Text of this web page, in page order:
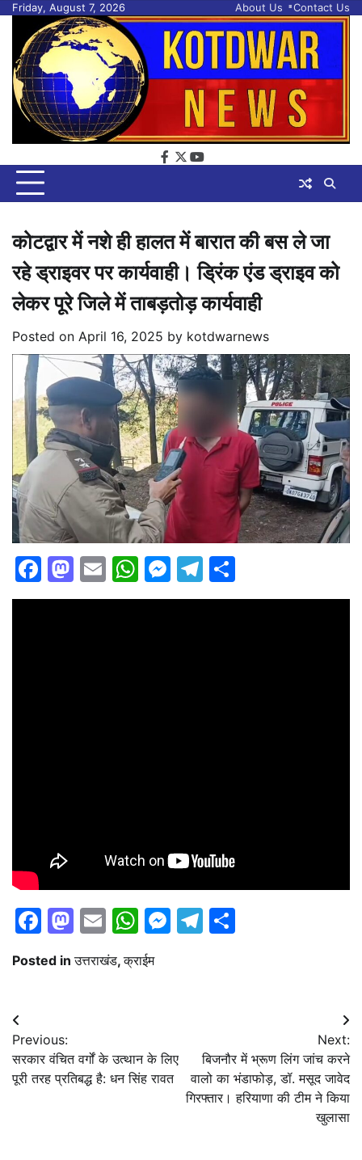
Skip
content
Friday, August 7, 2026 About Us Contact Us
facebook
twitter
youtube
कोटद्वार में नशे ही हालत में बारात की बस ले जा
रहे ड्राइवर पर कार्यवाही। ड्रिंक एंड ड्राइव को
लेकर पूरे जिले में ताबड़तोड़ कार्यवाही
Posted on April 16, 2025 by kotdwarnews
Facebook
Mastodon
EmailWhatsApp
Messenger
Telegram
Facebook
Mastodon
EmailWhatsApp
Messenger
Telegram
Posted inउत्तराखंड,क्राईम
Post
navigation
Previous:
सरकार वंचित वर्गों के उत्थान के लिए
पूरी तरह प्रतिबद्ध है: धन सिंह रावत
Next:
बिजनौर में भ्रूण लिंग जांच करने
वालो का भंडाफोड़, डॉ. मसूद जावेद
गिरफ्तार। हरियाणा की टीम ने किया
खुलासा